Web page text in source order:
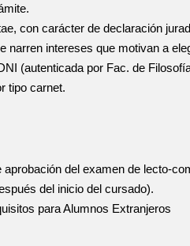
, con carácter de declaración
narren intereses que motivan a
(autenticada por Fac. de
tipo carnet.
aprobación del examen de lecto-
del inicio del cursado).
para Alumnos Extranjeros